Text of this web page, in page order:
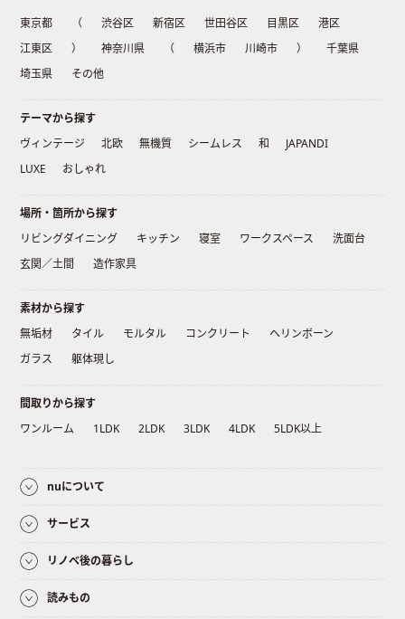
東京都 （ 渋谷区 新宿区 世田谷区 目黒区
港区
江東区
） 神奈川県 （ 横浜市 川崎市 ）
千葉県
埼玉県
その他
テーマから探す
ヴィンテージ
北欧 無機質 シームレス 和
JAPANDI
LUXE
おしゃれ
場所・箇所から探す
リビングダイニング
キッチン 寝室 ワークスペース
洗面台
玄関／土間
造作家具
素材から探す
無垢材
タイル モルタル コンクリート
ヘリンボーン
ガラス
躯体現し
間取りから探す
ワンルーム
1LDK 2LDK 3LDK 4LDK 5LDK以上
nuについて
サービス
リノベ後の暮らし
読みもの